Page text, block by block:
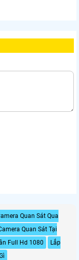
Quan Sát Qua
Quan Sát Tại
Full Hd 1080
Lắp